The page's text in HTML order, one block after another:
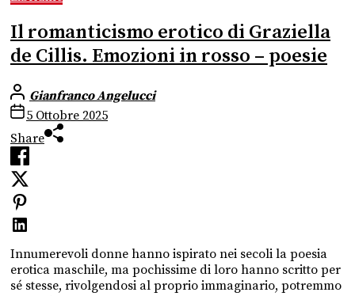
Il romanticismo erotico di Graziella
de Cillis. Emozioni in rosso – poesie
Gianfranco Angelucci
5 Ottobre 2025
Share
Innumerevoli donne hanno ispirato nei secoli la poesia
erotica maschile, ma pochissime di loro hanno scritto per
sé stesse, rivolgendosi al proprio immaginario, potremmo